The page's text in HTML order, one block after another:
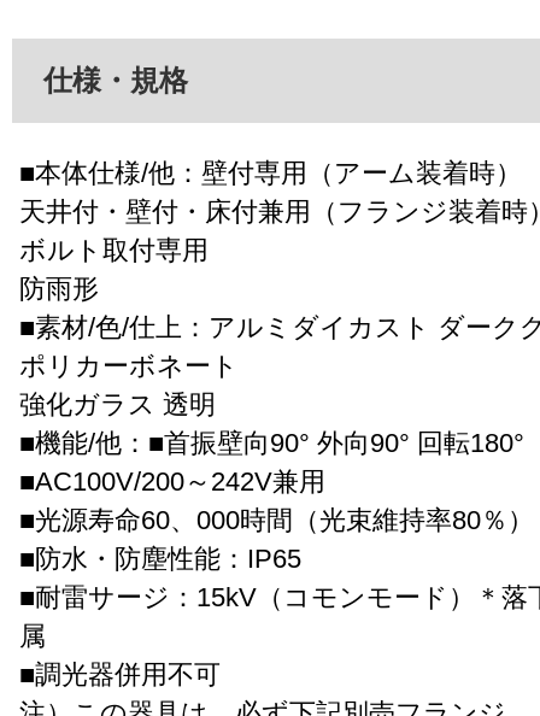
仕様・規格
■本体仕様/他：壁付専用（アーム装着時）
天井付・壁付・床付兼用（フランジ装着時
ボルト取付専用
防雨形
■素材/色/仕上：アルミダイカスト ダーク
ポリカーボネート
強化ガラス 透明
■機能/他：■首振壁向90° 外向90° 回転180°
■AC100V/200～242V兼用
■光源寿命60、000時間（光束維持率80％）
■防水・防塵性能：IP65
■耐雷サージ：15kV（コモンモード）＊落
属
■調光器併用不可